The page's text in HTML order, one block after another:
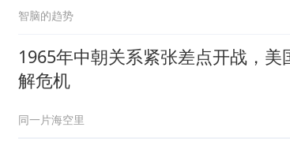
智脑的趋势
1965年中朝关系紧张差点开战，
解危机
同一片海空里